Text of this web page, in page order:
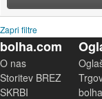
Zapri filtre
bolha.com
O nas
Storitev BREZ
SKRBI